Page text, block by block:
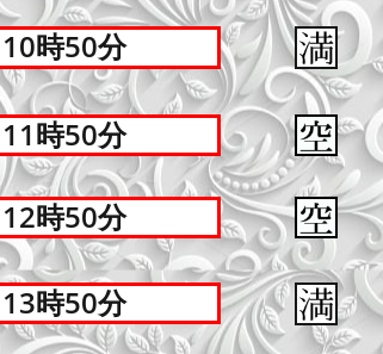
時50分
時50分
時50分
時50分